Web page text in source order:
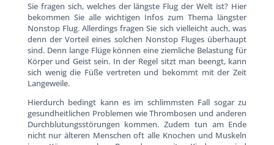
Sie fragen sich, welches der längste Flug der Welt ist? Hier
bekommen Sie alle wichtigen Infos zum Thema längster
Nonstop Flug. Allerdings fragen Sie sich vielleicht auch, was
denn der Vorteil eines solchen Nonstop Fluges überhaupt
sind. Denn lange Flüge können eine ziemliche Belastung für
Körper und Geist sein. In der Regel sitzt man beengt, kann
sich wenig die Füße vertreten und bekommt mit der Zeit
Langeweile.
Hierdurch bedingt kann es im schlimmsten Fall sogar zu
gesundheitlichen Problemen wie Thrombosen und anderen
Durchblutungsstörungen kommen. Zudem tun am Ende
nicht nur älteren Menschen oft alle Knochen und Muskeln